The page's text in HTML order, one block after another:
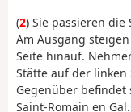
(2) Sie passieren
Am Ausgang
Seite hinauf.
Stätte auf der linken
Gegenüber befindet
Saint-Romain en